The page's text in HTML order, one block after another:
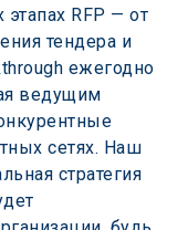
RFP — от
тендера и
ежегодно
ведущим
сетях. Наш
стратегия